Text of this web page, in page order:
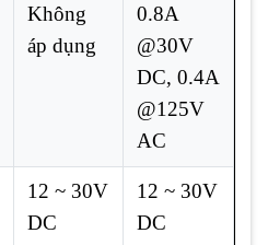
Không
áp dụng
0.8A
@30V
DC, 0.4A
@125V
AC
12 ~ 30V
DC
12 ~ 30V
DC